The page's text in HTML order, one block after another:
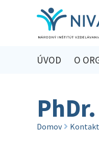
ÚVOD O
Domov